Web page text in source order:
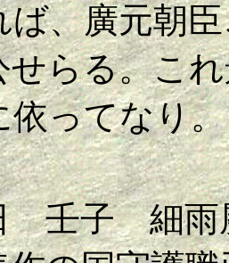
廣元朝臣
せらる。こ
てなり。
壬子 細雨